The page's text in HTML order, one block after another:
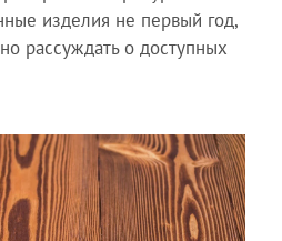
изделия не первый год,
рассуждать о доступных